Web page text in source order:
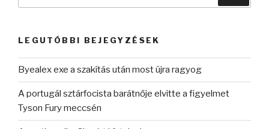
LEGUTÓBBI BEJEGYZÉSEK
Byealex exe a szakítás után most újra ragyog
A portugál sztárfocista barátnője elvitte a figyelmet
Tyson Fury meccsén